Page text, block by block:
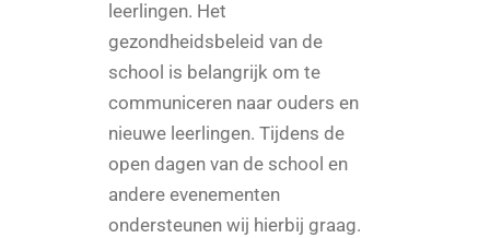
leerlingen. Het
gezondheidsbeleid van de
school is belangrijk om te
communiceren naar ouders en
nieuwe leerlingen. Tijdens de
open dagen van de school en
andere evenementen
ondersteunen wij hierbij graag.